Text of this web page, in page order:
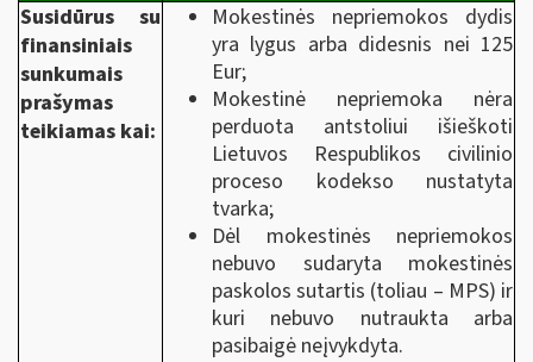
Susidūrus su
finansiniais
sunkumais
prašymas
teikiamas kai:
Mokestinės nepriemokos dydis
yra lygus arba didesnis nei 125
Eur;
Mokestinė nepriemoka nėra
perduota antstoliui išieškoti
Lietuvos Respublikos civilinio
proceso kodekso nustatyta
tvarka;
Dėl mokestinės nepriemokos
nebuvo sudaryta mokestinės
paskolos sutartis (toliau – MPS) ir
kuri nebuvo nutraukta arba
pasibaigė neįvykdyta.